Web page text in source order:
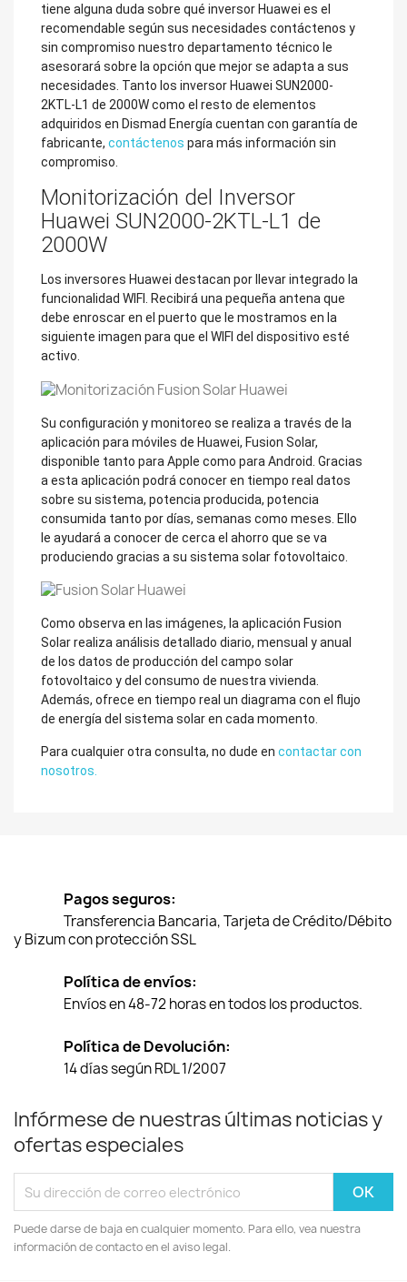
tiene alguna duda sobre qué inversor Huawei es el
recomendable según sus necesidades contáctenos y
sin compromiso nuestro departamento técnico le
asesorará sobre la opción que mejor se adapta a sus
necesidades. Tanto los inversor Huawei SUN2000-
2KTL-L1 de 2000W como el resto de elementos
adquiridos en Dismad Energía cuentan con garantía de
fabricante, contáctenos para más información sin
compromiso.
Monitorización del Inversor
Huawei SUN2000-2KTL-L1 de
2000W
Los inversores Huawei destacan por llevar integrado la
funcionalidad WIFI. Recibirá una pequeña antena que
debe enroscar en el puerto que le mostramos en la
siguiente imagen para que el WIFI del dispositivo esté
activo.
Su configuración y monitoreo se realiza a través de la
aplicación para móviles de Huawei, Fusion Solar,
disponible tanto para Apple como para Android. Gracias
a esta aplicación podrá conocer en tiempo real datos
sobre su sistema, potencia producida, potencia
consumida tanto por días, semanas como meses. Ello
le ayudará a conocer de cerca el ahorro que se va
produciendo gracias a su sistema solar fotovoltaico.
Como observa en las imágenes, la aplicación Fusion
Solar realiza análisis detallado diario, mensual y anual
de los datos de producción del campo solar
fotovoltaico y del consumo de nuestra vivienda.
Además, ofrece en tiempo real un diagrama con el flujo
de energía del sistema solar en cada momento.
Para cualquier otra consulta, no dude en contactar con
nosotros.
Pagos seguros:
Transferencia Bancaria, Tarjeta de Crédito/Débito
y Bizum con protección SSL
Política de envíos:
Envíos en 48-72 horas en todos los productos.
Política de Devolución:
14 días según RDL 1/2007
Infórmese de nuestras últimas noticias y
ofertas especiales
Puede darse de baja en cualquier momento. Para ello, vea nuestra
información de contacto en el aviso legal.